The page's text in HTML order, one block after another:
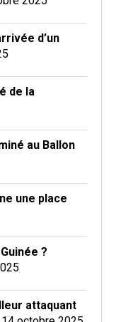
d’un
de la
au Ballon
une place
?
attaquant